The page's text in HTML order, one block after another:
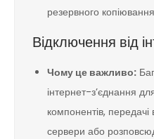
резервного
Відключення від
Чому це важливо:
інтернет-з’єднання
компонентів,
сервери або